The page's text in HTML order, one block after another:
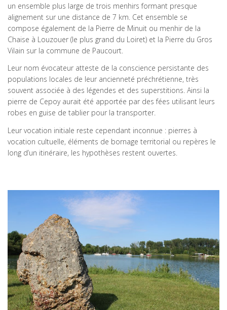
un ensemble plus large de trois menhirs formant presque
alignement sur une distance de 7 km. Cet ensemble se
compose également de la Pierre de Minuit ou menhir de la
Chaise à Louzouer (le plus grand du Loiret) et la Pierre du Gros
Vilain sur la commune de Paucourt.
Leur nom évocateur atteste de la conscience persistante des
populations locales de leur ancienneté préchrétienne, très
souvent associée à des légendes et des superstitions. Ainsi la
pierre de Cepoy aurait été apportée par des fées utilisant leurs
robes en guise de tablier pour la transporter.
Leur vocation initiale reste cependant inconnue : pierres à
vocation cultuelle, éléments de bornage territorial ou repères le
long d’un itinéraire, les hypothèses restent ouvertes.